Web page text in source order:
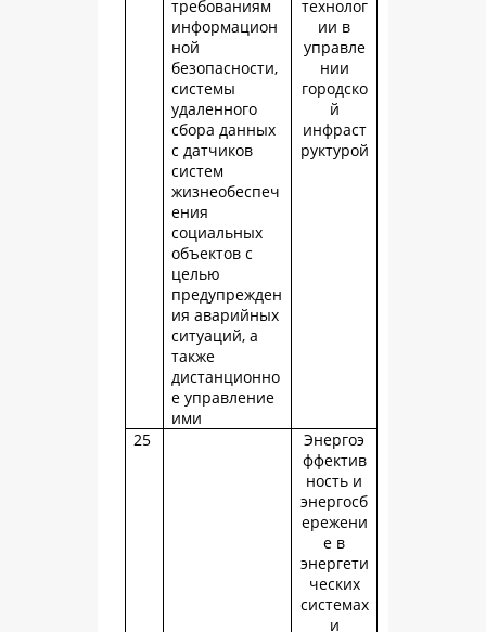
требованиям
информацион
ной
безопасности,
системы
удаленного
сбора данных
с датчиков
систем
жизнеобеспеч
ения
социальных
объектов с
целью
предупрежден
ия аварийных
ситуаций, а
также
дистанционно
е управление
ими
технолог
ии в
управле
нии
городско
й
инфраст
руктурой
25
Энергоэ
ффектив
ность и
энергосб
ережени
е в
энергети
ческих
системах
и